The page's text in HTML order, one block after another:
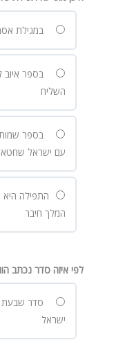
במגילת
בספר
השליח
בספר
עם ישראל שחטאו
התפילה היא
המלך חיבר
לפי איזה סדר נכתב
סדר שבעת
ישראל